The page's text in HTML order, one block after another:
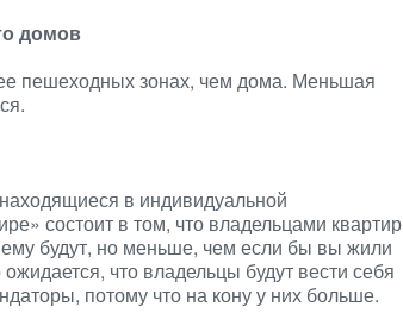
домов
пешеходных зонах, чем дома. Меньшая
в индивидуальной
состоит в том, что владельцами квартир
будут, но меньше, чем если бы вы жили
что владельцы будут вести себя
потому что на кону у них больше.